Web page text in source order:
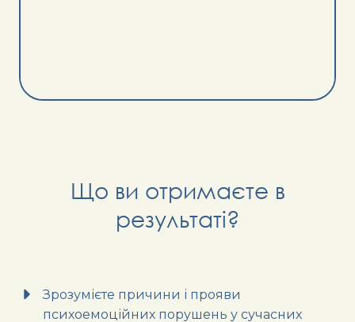
Що ви отримаєте в
результаті?
Зрозумієте причини і прояви
психоемоційних порушень у сучасних